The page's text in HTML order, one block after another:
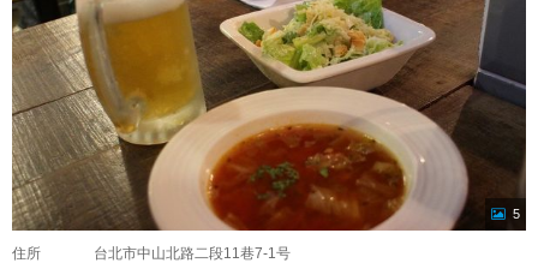
5
住所 台北市中山北路二段11巷7-1号